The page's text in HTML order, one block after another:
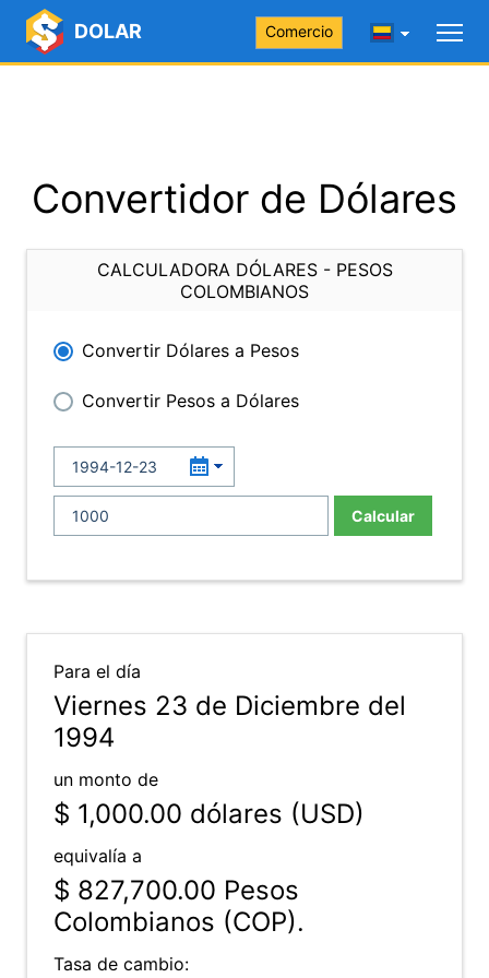
DOLAR Comercio
Convertidor de Dólares
CALCULADORA DÓLARES - PESOS
COLOMBIANOS
Convertir Dólares a Pesos
Convertir Pesos a Dólares
Calcular
Para el día
Viernes 23 de Diciembre del
1994
un monto de
$ 1,000.00 dólares (USD)
equivalía a
$ 827,700.00 Pesos
Colombianos (COP).
Tasa de cambio: